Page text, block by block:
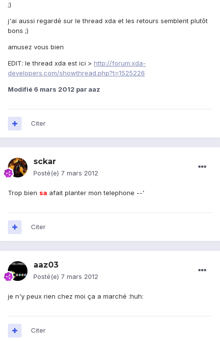
;)
j'ai aussi regardé sur le thread xda et les retours semblent plutôt
bons ;)
amusez vous bien
EDIT: le thread xda est ici > http://forum.xda-
developers.com/showthread.php?t=1525226
Modifié 6 mars 2012 par aaz
Citer
sckar
Posté(e) 7 mars 2012
Trop bien sa afait planter mon telephone --'
Citer
aaz03
Posté(e) 7 mars 2012
je n'y peux rien chez moi ça a marché :huh:
Citer